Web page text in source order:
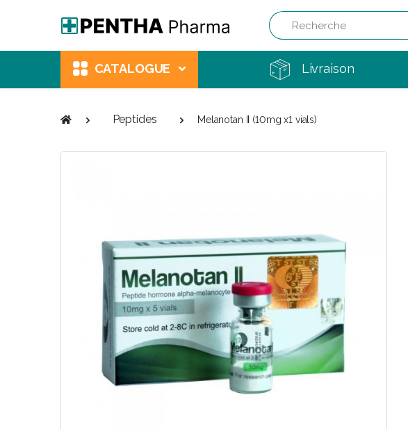
Recherche
CATALOGUE Livraison
Peptides Melanotan II (10mg x1 vials)